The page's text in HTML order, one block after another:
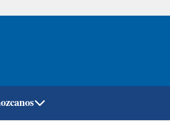
Pasar